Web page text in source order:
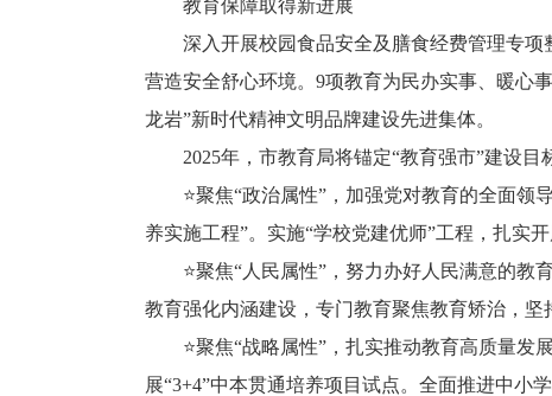
教育保障取得新进展
深入开展校园食品安全及膳食经费管理专项
营造安全舒心环境。9项教育为民办实事、暖心
龙岩”新时代精神文明品牌建设先进集体。
2025年，市教育局将锚定“教育强市”建设目
⭐聚焦“政治属性”，加强党对教育的全面领
养实施工程”。实施“学校党建优师”工程，扎实
⭐聚焦“人民属性”，努力办好人民满意的教
教育强化内涵建设，专门教育聚焦教育矫治，坚
⭐聚焦“战略属性”，扎实推动教育高质量发
展“3+4”中本贯通培养项目试点。全面推进中小